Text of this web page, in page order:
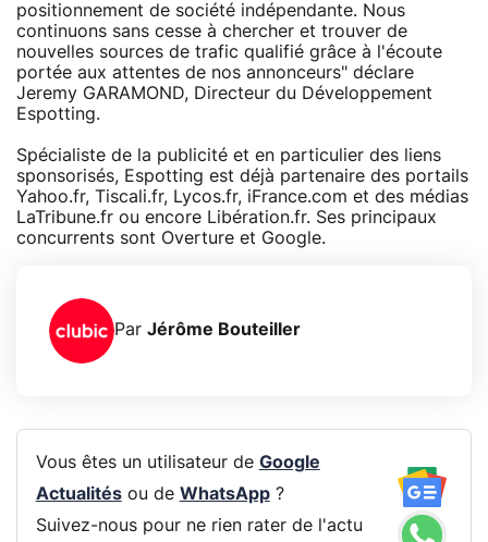
positionnement de société indépendante. Nous
continuons sans cesse à chercher et trouver de
nouvelles sources de trafic qualifié grâce à l'écoute
portée aux attentes de nos annonceurs" déclare
Jeremy GARAMOND, Directeur du Développement
Espotting.
Spécialiste de la publicité et en particulier des liens
sponsorisés, Espotting est déjà partenaire des portails
Yahoo.fr, Tiscali.fr, Lycos.fr, iFrance.com et des médias
LaTribune.fr ou encore Libération.fr. Ses principaux
concurrents sont Overture et Google.
Par Jérôme Bouteiller
Vous êtes un utilisateur de Google
Actualitésou de WhatsApp?
Suivez-nous pour ne rien rater de l'actu